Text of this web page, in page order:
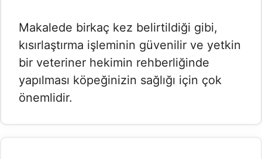
Makalede birkaç kez belirtildiği gibi,
kısırlaştırma işleminin güvenilir ve yetkin
bir veteriner hekimin rehberliğinde
yapılması köpeğinizin sağlığı için çok
önemlidir.